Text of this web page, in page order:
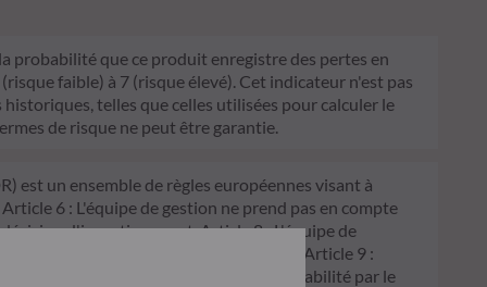
probabilité que ce produit enregistre des pertes en
faible) à 7 (risque élevé). Cet indicateur n'est pas
telles que celles utilisées pour calculer le
de risque ne peut être garantie.
est un ensemble de règles européennes visant à
6 : L'équipe de gestion ne prend pas en compte
d'investissement. Article 8 : L'équipe de
de décision d'investissement. Article 9 :
écologique, et traite les risques de durabilité par le